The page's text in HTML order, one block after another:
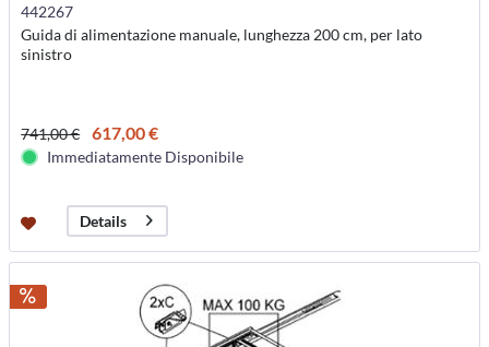
442267
Guida di alimentazione manuale, lunghezza 200 cm, per lato
sinistro
741,00 € 617,00 €
Immediatamente Disponibile
Details